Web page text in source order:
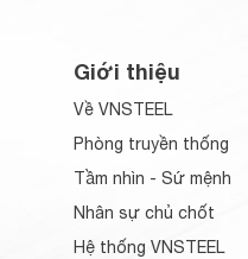
Giới thiệu
Về VNSTEEL
Phòng truyền thống
Tầm nhìn - Sứ mệnh
Nhân sự chủ chốt
Hệ thống VNSTEEL